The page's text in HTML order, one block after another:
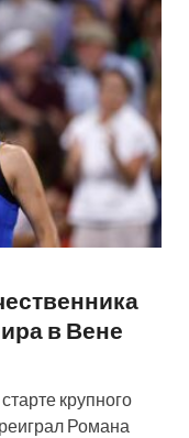
в Вене
крупного
Романа